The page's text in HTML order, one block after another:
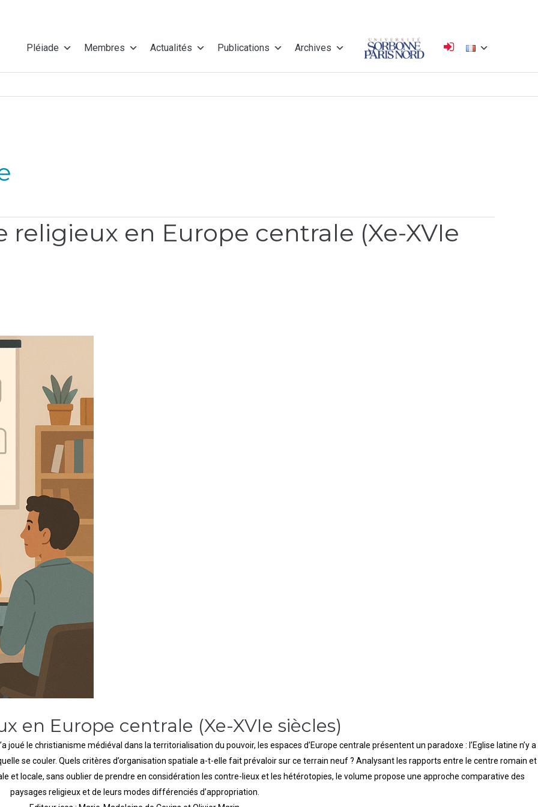
Pléiade Membres Actualités Publications Archives
Université
religieux en Europe centrale (Xe-XVIe
en Europe centrale (Xe-XVIe siècles)
joué le christianisme médiéval dans la territorialisation du pouvoir, les espaces d’Europe centrale présentent un paradoxe : l’Eglise latine n’y a
se couler. Quels critères d’organisation spatiale a-t-elle fait prévaloir sur ce terrain neuf ? Analysant les rapports entre le centre romain et
et locale, sans oublier de prendre en considération les contre-lieux et les hétérotopies, le volume propose une approche comparative des
paysages religieux et de leurs modes différenciés d’appropriation.